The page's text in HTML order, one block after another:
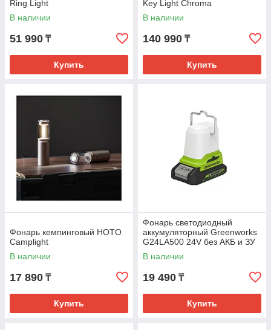
Ring Light
В наличии
51 990 ₸
Купить
Key Light Chroma
В наличии
140 990 ₸
Купить
Фонарь кемпинговый HOTO
Camplight
В наличии
17 890 ₸
Купить
Фонарь светодиодный
аккумуляторный Greenworks
G24LA500 24V без АКБ и ЗУ
В наличии
19 490 ₸
Купить